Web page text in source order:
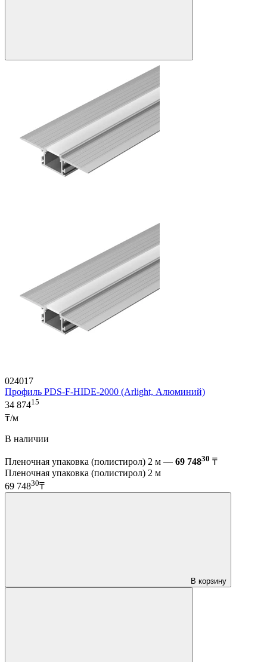
024017
Профиль PDS-F-HIDE-2000 (Arlight, Алюминий)
34 87415
₸/м
В наличии
Пленочная упаковка (полистирол) 2 м — 69 74830 ₸
Пленочная упаковка (полистирол) 2 м
69 74830₸
В корзину